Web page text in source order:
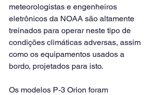
meteorologistas e engenheiros
eletrônicos da NOAA são altamente
treinados para operar neste tipo de
condições climáticas adversas, assim
como os equipamentos usados a
bordo, projetados para isto.
Os modelos P-3 Orion foram